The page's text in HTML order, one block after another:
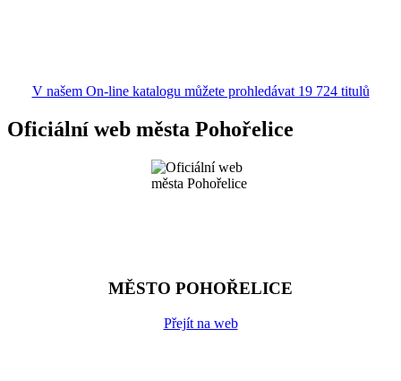
V našem On-line katalogu můžete prohledávat 19 724 titulů
Oficiální web města Pohořelice
MĚSTO POHOŘELICE
Přejít na web